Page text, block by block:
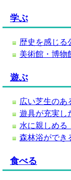
学ぶ
歴史を感じる
美術館・博物
遊ぶ
広い芝生のあ
遊具が充実し
水に親しめる
森林浴ができ
食べる